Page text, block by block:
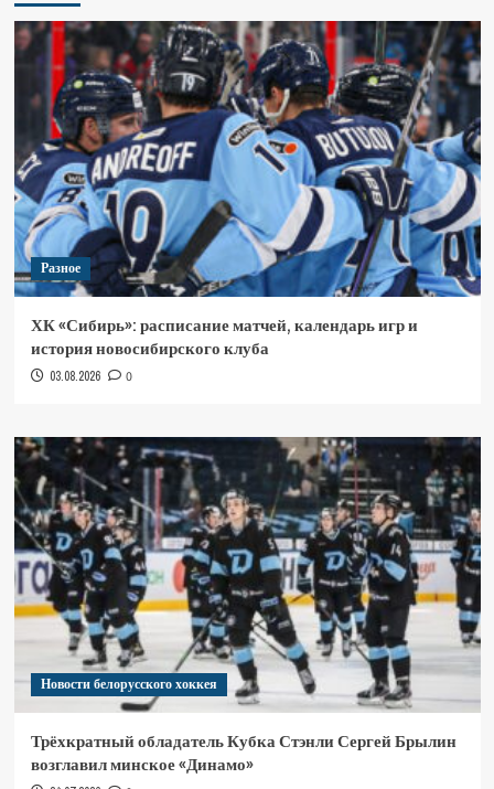
Разное
ХК «Сибирь»: расписание матчей, календарь игр и
история новосибирского клуба
03.08.2026 0
Новости белорусского хоккея
Трёхкратный обладатель Кубка Стэнли Сергей Брылин
возглавил минское «Динамо»